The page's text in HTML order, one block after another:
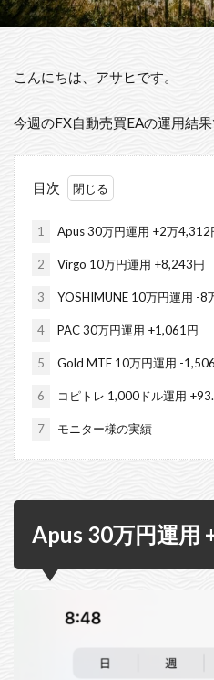
こんにちは、アサヒです。
今週のFX自動売買EAの運用結果
目次
1 Apus 30万円運用 +2万4,312
2 Virgo 10万円運用 +8,243円
3 YOSHIMUNE 10万円運用 -8
4 PAC 30万円運用 +1,061円
5 Gold MTF 10万円運用 -
6 コピトレ 1,000ドル運用
7 モニター様の実績
Apus 30万円運用